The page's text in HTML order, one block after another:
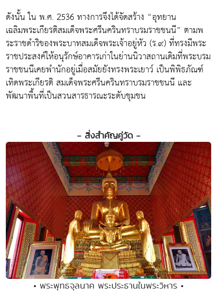
ดังนั้น ใน พ.ศ. 2536 ทางการจึงได้จัดสร้าง “อุทยาน
เฉลิมพระเกียรติสมเด็จพระศรีนครินทราบรมราชชนนี” ตามพ
ระราชดำริของพระบาทสมเด็จพระเจ้าอยู่หัว (ร.๙) ที่ทรงมีพระ
ราชประสงค์ให้อนุรักษ์อาคารเก่าในย่านนิวาสถานเดิมที่พระบรม
ราชชนนีเคยพำนักอยู่เมื่อสมัยยังทรงพระเยาว์ เป็นพิพิธภัณฑ์
เทิดพระเกียรติ สมเด็จพระศรีนครินทราบรมราชชนนี และ
พัฒนาพื้นที่เป็นสวนสารธารณะระดับชุมชน
- สิ่งสำคัญคู่วัด -
• พระพุทธจุลนาค พระประธานในพระวิหาร •